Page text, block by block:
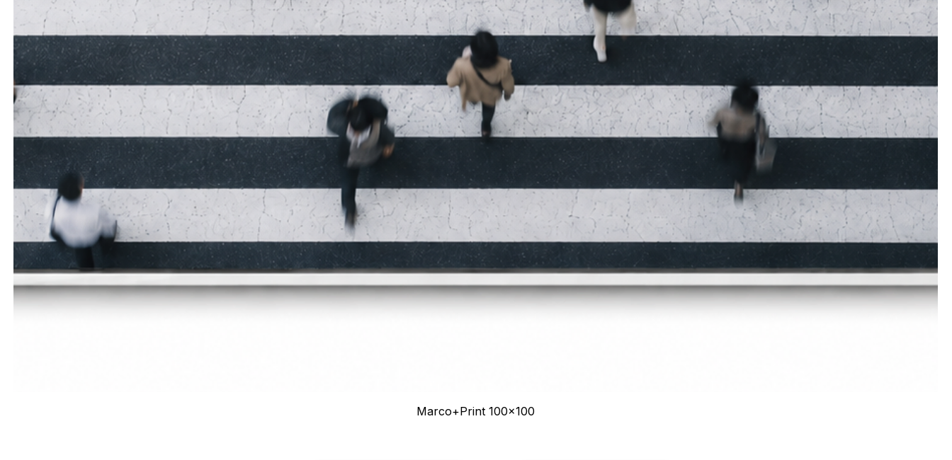
Marco+Print 100x100